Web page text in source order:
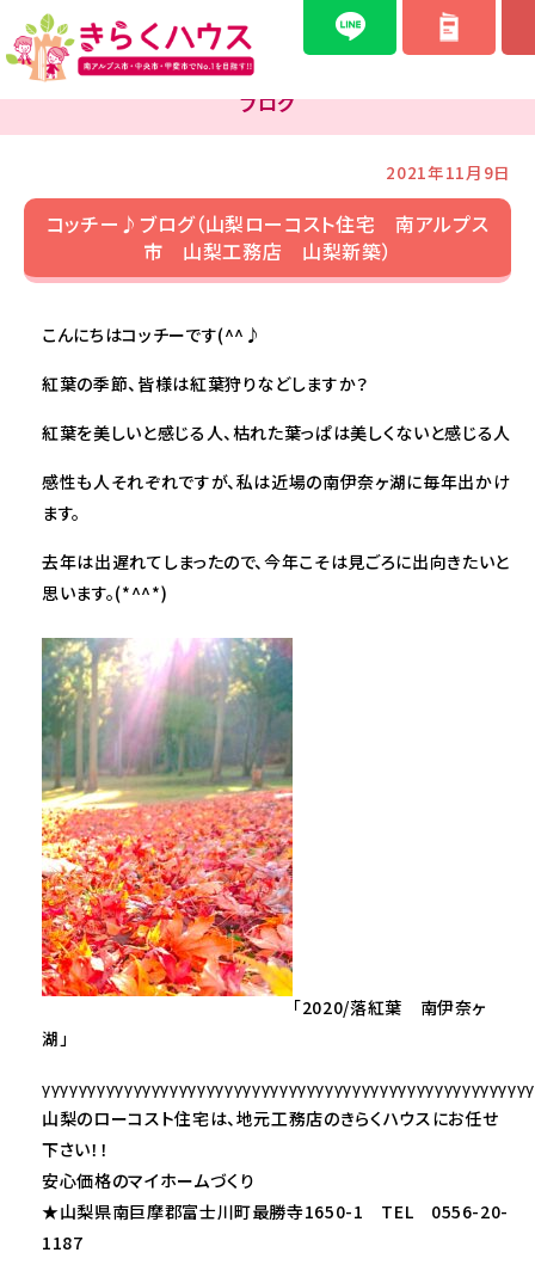
ブログ
2021年11月9日
コッチー♪ブログ（山梨ローコスト住宅 南アルプス
市 山梨工務店 山梨新築）
こんにちはコッチーです(^^♪
紅葉の季節、皆様は紅葉狩りなどしますか？
紅葉を美しいと感じる人、枯れた葉っぱは美しくないと感じる人
感性も人それぞれですが、私は近場の南伊奈ヶ湖に毎年出かけ
ます。
去年は出遅れてしまったので、今年こそは見ごろに出向きたいと
思います。(*^^*)
「2020/落紅葉 南伊奈ヶ
湖」
山梨のローコスト住宅は、地元工務店のきらくハウスにお任せ
下さい！！
安心価格のマイホームづくり
★山梨県南巨摩郡富士川町最勝寺1650-1 TEL 0556-20-
1187